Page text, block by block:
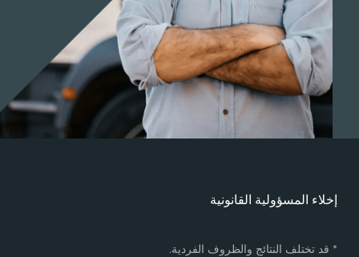
المسؤولية القانونية
قد تختلف النتائج والظروف الفردية.